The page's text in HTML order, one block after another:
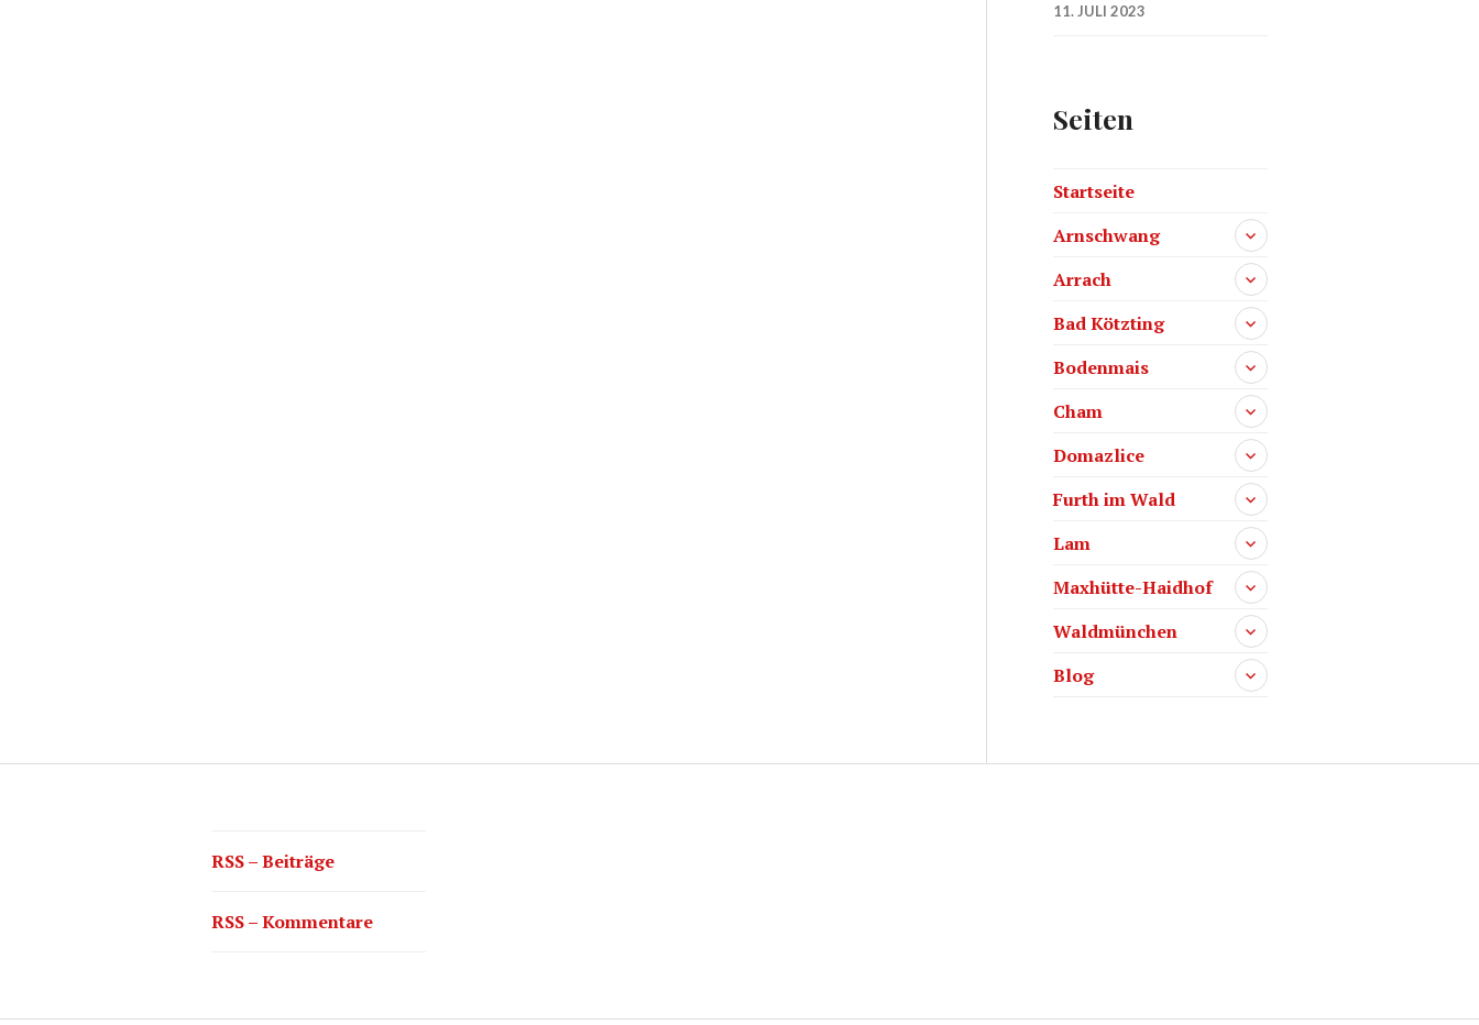
11. JULI 2023
Seiten
Startseite
Arnschwang
Arrach
Bad Kötzting
Bodenmais
Cham
Domazlice
Furth im Wald
Lam
Maxhütte-Haidhof
Waldmünchen
Blog
RSS – Beiträge
RSS – Kommentare